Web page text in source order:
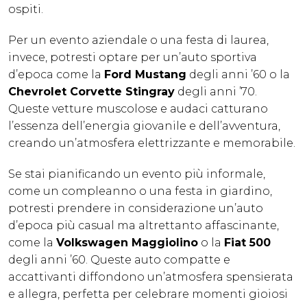
ospiti.
Per un evento aziendale o una festa di laurea,
invece, potresti optare per un’auto sportiva
d’epoca come la Ford Mustang degli anni ’60 o la
Chevrolet Corvette Stingray degli anni ’70.
Queste vetture muscolose e audaci catturano
l’essenza dell’energia giovanile e dell’avventura,
creando un’atmosfera elettrizzante e memorabile.
Se stai pianificando un evento più informale,
come un compleanno o una festa in giardino,
potresti prendere in considerazione un’auto
d’epoca più casual ma altrettanto affascinante,
come la Volkswagen Maggiolino o la Fiat 500
degli anni ’60. Queste auto compatte e
accattivanti diffondono un’atmosfera spensierata
e allegra, perfetta per celebrare momenti gioiosi